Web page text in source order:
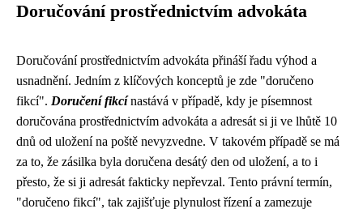
Doručování prostřednictvím advokáta
Doručování prostřednictvím advokáta přináší řadu výhod a
usnadnění. Jedním z klíčových konceptů je zde "doručeno
fikcí". Doručení fikcínastává v případě, kdy je písemnost
doručována prostřednictvím advokáta a adresát si ji ve lhůtě 10
dnů od uložení na poště nevyzvedne. V takovém případě se má
za to, že zásilka byla doručena desátý den od uložení, a to i
přesto, že si ji adresát fakticky nepřevzal. Tento právní termín,
"doručeno fikcí", tak zajišťuje plynulost řízení a zamezuje